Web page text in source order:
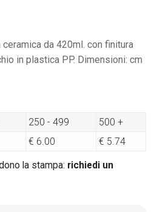
da 420ml. con finitura
in plastica PP. Dimensioni: cm
250 - 499
500 +
€ 6.00 € 5.74
la stampa: richiedi un